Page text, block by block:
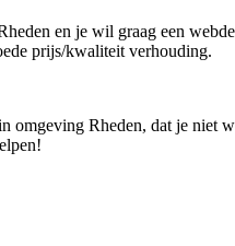
en je wil graag een
prijs/kwaliteit verhouding.
Rheden, dat je niet